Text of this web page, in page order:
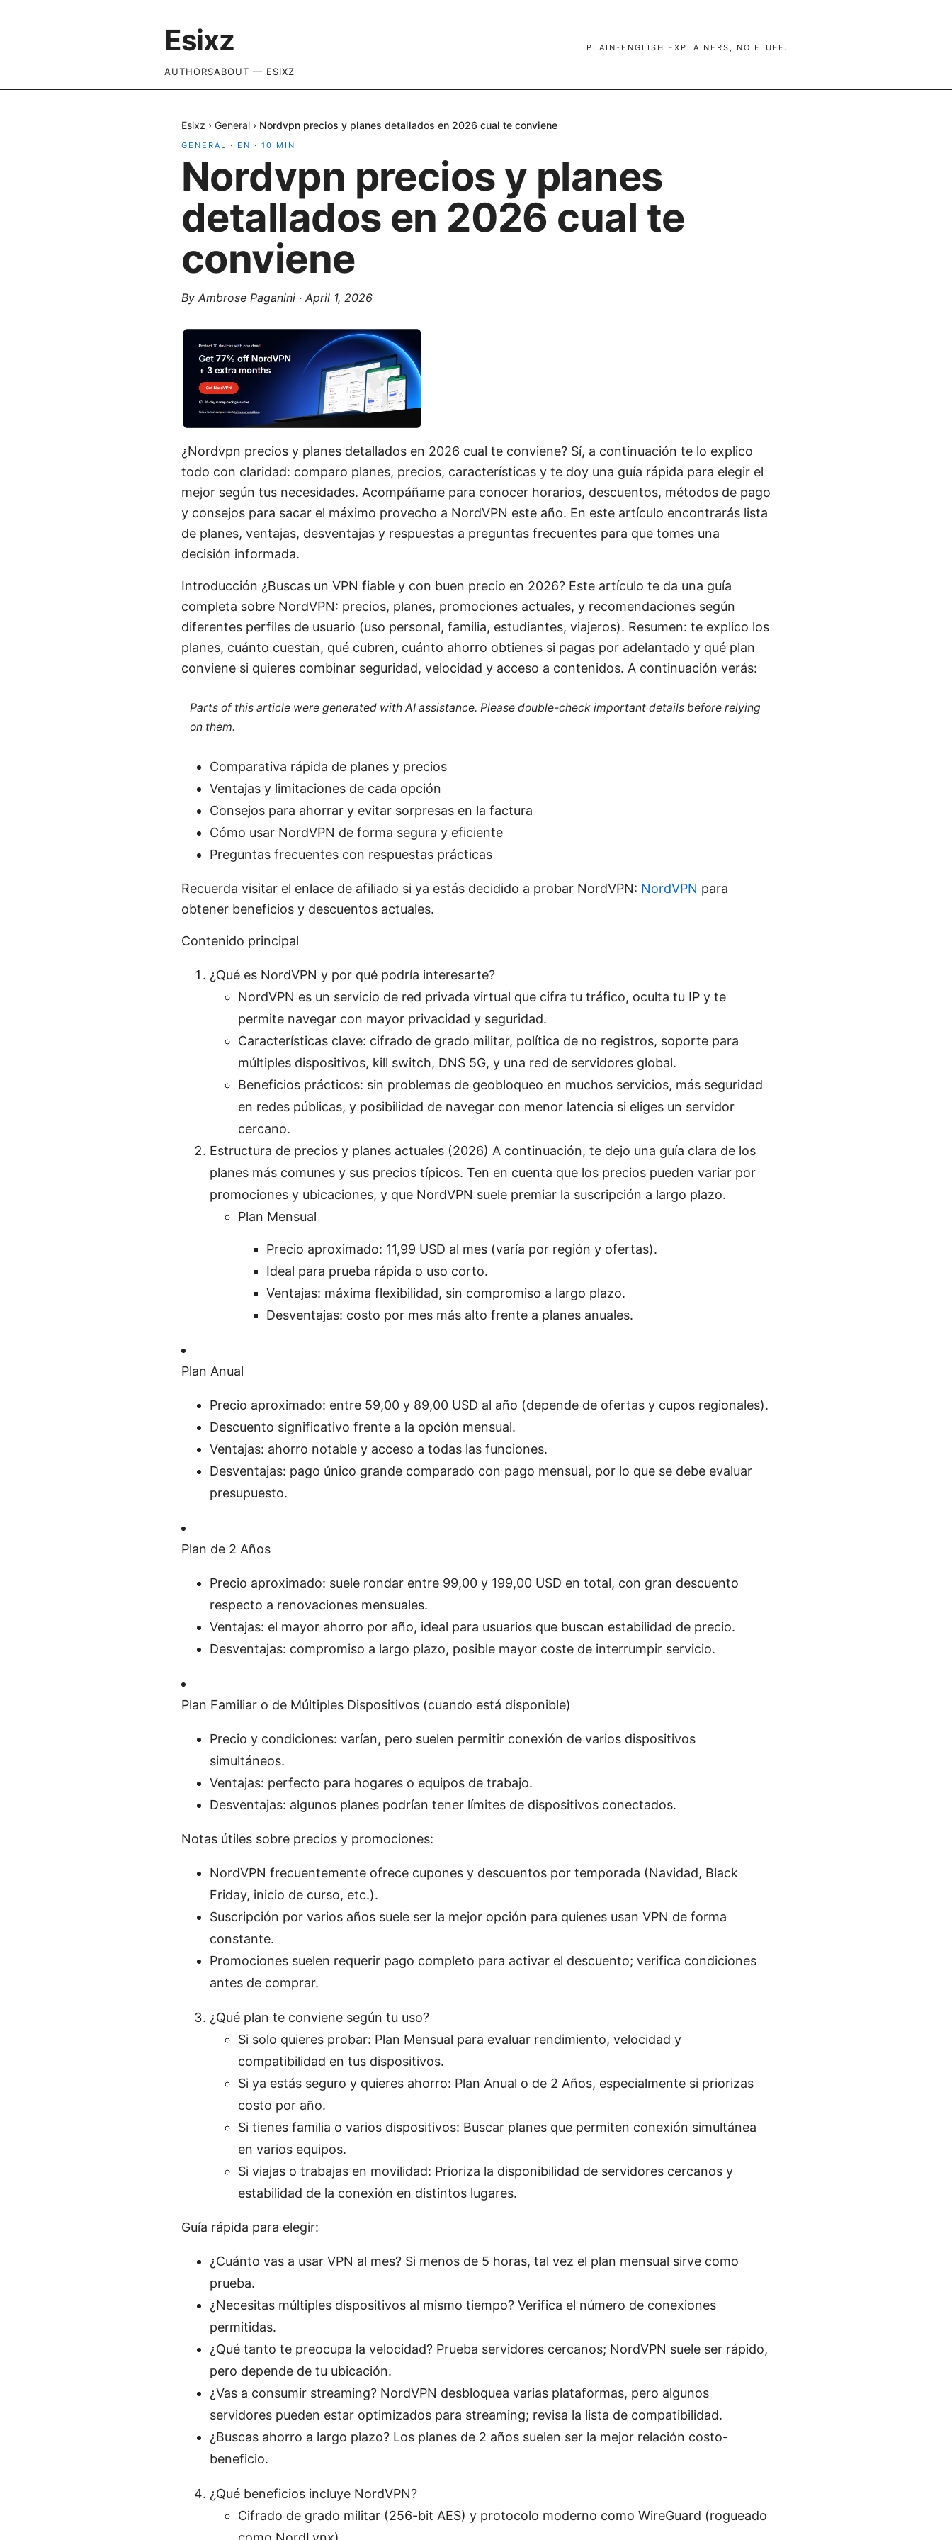
Esixz PLAIN-ENGLISH EXPLAINERS, NO FLUFF.
AUTHORSABOUT — ESIXZ
Esixz › General › Nordvpn precios y planes detallados en 2026 cual te conviene
GENERAL · EN · 10 MIN
Nordvpn precios y planes
detallados en 2026 cual te
conviene
By Ambrose Paganini · April 1, 2026
¿Nordvpn precios y planes detallados en 2026 cual te conviene? Sí, a continuación te lo explico
todo con claridad: comparo planes, precios, características y te doy una guía rápida para elegir el
mejor según tus necesidades. Acompáñame para conocer horarios, descuentos, métodos de pago
y consejos para sacar el máximo provecho a NordVPN este año. En este artículo encontrarás lista
de planes, ventajas, desventajas y respuestas a preguntas frecuentes para que tomes una
decisión informada.
Introducción ¿Buscas un VPN fiable y con buen precio en 2026? Este artículo te da una guía
completa sobre NordVPN: precios, planes, promociones actuales, y recomendaciones según
diferentes perfiles de usuario (uso personal, familia, estudiantes, viajeros). Resumen: te explico los
planes, cuánto cuestan, qué cubren, cuánto ahorro obtienes si pagas por adelantado y qué plan
conviene si quieres combinar seguridad, velocidad y acceso a contenidos. A continuación verás:
Parts of this article were generated with AI assistance. Please double-check important details before relying
on them.
Comparativa rápida de planes y precios
Ventajas y limitaciones de cada opción
Consejos para ahorrar y evitar sorpresas en la factura
Cómo usar NordVPN de forma segura y eficiente
Preguntas frecuentes con respuestas prácticas
Recuerda visitar el enlace de afiliado si ya estás decidido a probar NordVPN: NordVPN para
obtener beneficios y descuentos actuales.
Contenido principal
¿Qué es NordVPN y por qué podría interesarte?
NordVPN es un servicio de red privada virtual que cifra tu tráfico, oculta tu IP y te
permite navegar con mayor privacidad y seguridad.
Características clave: cifrado de grado militar, política de no registros, soporte para
múltiples dispositivos, kill switch, DNS 5G, y una red de servidores global.
Beneficios prácticos: sin problemas de geobloqueo en muchos servicios, más seguridad
en redes públicas, y posibilidad de navegar con menor latencia si eliges un servidor
cercano.
Estructura de precios y planes actuales (2026) A continuación, te dejo una guía clara de los
planes más comunes y sus precios típicos. Ten en cuenta que los precios pueden variar por
promociones y ubicaciones, y que NordVPN suele premiar la suscripción a largo plazo.
Plan Mensual
Precio aproximado: 11,99 USD al mes (varía por región y ofertas).
Ideal para prueba rápida o uso corto.
Ventajas: máxima flexibilidad, sin compromiso a largo plazo.
Desventajas: costo por mes más alto frente a planes anuales.
Plan Anual
Precio aproximado: entre 59,00 y 89,00 USD al año (depende de ofertas y cupos regionales).
Descuento significativo frente a la opción mensual.
Ventajas: ahorro notable y acceso a todas las funciones.
Desventajas: pago único grande comparado con pago mensual, por lo que se debe evaluar
presupuesto.
Plan de 2 Años
Precio aproximado: suele rondar entre 99,00 y 199,00 USD en total, con gran descuento
respecto a renovaciones mensuales.
Ventajas: el mayor ahorro por año, ideal para usuarios que buscan estabilidad de precio.
Desventajas: compromiso a largo plazo, posible mayor coste de interrumpir servicio.
Plan Familiar o de Múltiples Dispositivos (cuando está disponible)
Precio y condiciones: varían, pero suelen permitir conexión de varios dispositivos
simultáneos.
Ventajas: perfecto para hogares o equipos de trabajo.
Desventajas: algunos planes podrían tener límites de dispositivos conectados.
Notas útiles sobre precios y promociones:
NordVPN frecuentemente ofrece cupones y descuentos por temporada (Navidad, Black
Friday, inicio de curso, etc.).
Suscripción por varios años suele ser la mejor opción para quienes usan VPN de forma
constante.
Promociones suelen requerir pago completo para activar el descuento; verifica condiciones
antes de comprar.
¿Qué plan te conviene según tu uso?
Si solo quieres probar: Plan Mensual para evaluar rendimiento, velocidad y
compatibilidad en tus dispositivos.
Si ya estás seguro y quieres ahorro: Plan Anual o de 2 Años, especialmente si priorizas
costo por año.
Si tienes familia o varios dispositivos: Buscar planes que permiten conexión simultánea
en varios equipos.
Si viajas o trabajas en movilidad: Prioriza la disponibilidad de servidores cercanos y
estabilidad de la conexión en distintos lugares.
Guía rápida para elegir:
¿Cuánto vas a usar VPN al mes? Si menos de 5 horas, tal vez el plan mensual sirve como
prueba.
¿Necesitas múltiples dispositivos al mismo tiempo? Verifica el número de conexiones
permitidas.
¿Qué tanto te preocupa la velocidad? Prueba servidores cercanos; NordVPN suele ser rápido,
pero depende de tu ubicación.
¿Vas a consumir streaming? NordVPN desbloquea varias plataformas, pero algunos
servidores pueden estar optimizados para streaming; revisa la lista de compatibilidad.
¿Buscas ahorro a largo plazo? Los planes de 2 años suelen ser la mejor relación costo-
beneficio.
¿Qué beneficios incluye NordVPN?
Cifrado de grado militar (256-bit AES) y protocolo moderno como WireGuard (rogueado